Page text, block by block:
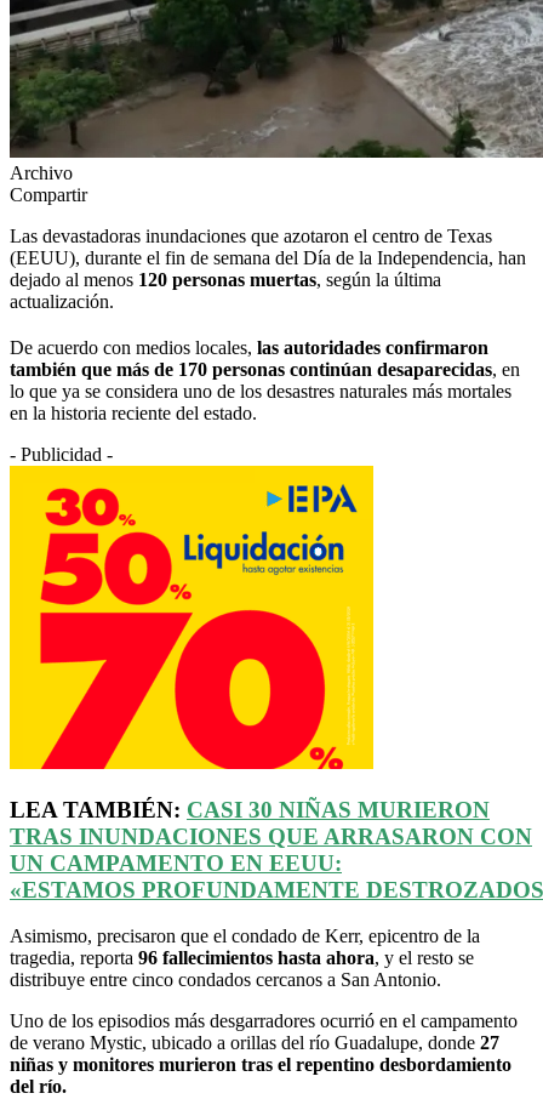
Archivo
Compartir
Las devastadoras inundaciones que azotaron el centro de Texas
(EEUU), durante el fin de semana del Día de la Independencia, han
dejado al menos 120 personas muertas, según la última
actualización.
De acuerdo con medios locales, las autoridades confirmaron
también que más de 170 personas continúan desaparecidas, en
lo que ya se considera uno de los desastres naturales más mortales
en la historia reciente del estado.
- Publicidad -
LEA TAMBIÉN: CASI 30 NIÑAS MURIERON
TRAS INUNDACIONES QUE ARRASARON CON
UN CAMPAMENTO EN EEUU:
«ESTAMOS PROFUNDAMENTE
Asimismo, precisaron que el condado de Kerr, epicentro de la
tragedia, reporta 96 fallecimientos hasta ahora, y el resto se
distribuye entre cinco condados cercanos a San Antonio.
Uno de los episodios más desgarradores ocurrió en el campamento
de verano Mystic, ubicado a orillas del río Guadalupe, donde 27
niñas y monitores murieron tras el repentino desbordamiento
del río.